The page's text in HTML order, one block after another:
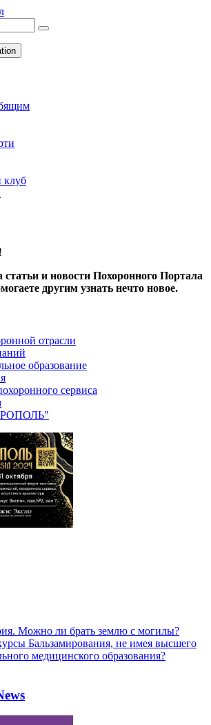
клуб
статьи и новости Похоронного Портала
другим узнать нечто новое.
отрасли
образование
сервиса
Можно ли брать землю с могилы?
Бальзамирования, не имея высшего
медицинского образования?